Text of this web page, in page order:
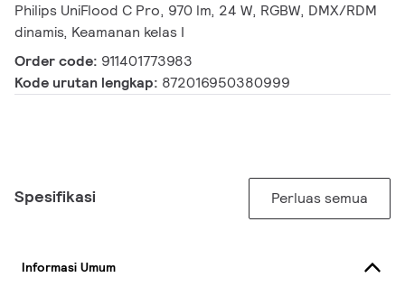
Philips UniFlood C Pro, 970 lm, 24 W, RGBW, DMX/RDM
dinamis, Keamanan kelas I
Order code: 911401773983
Kode urutan lengkap: 872016950380999
Spesifikasi Perluas semua
Informasi Umum